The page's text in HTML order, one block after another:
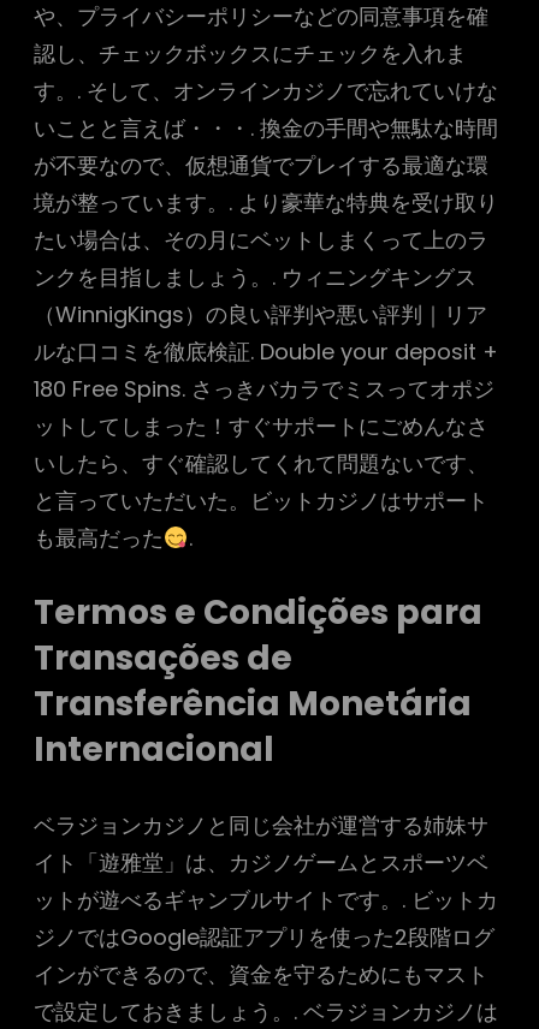
や、プライバシーポリシーなどの同意事項を確
認し、チェックボックスにチェックを入れま
す。. そして、オンラインカジノで忘れていけな
いことと言えば・・・. 換金の手間や無駄な時間
が不要なので、仮想通貨でプレイする最適な環
境が整っています。. より豪華な特典を受け取り
たい場合は、その月にベットしまくって上のラ
ンクを目指しましょう。. ウィニングキングス
（WinnigKings）の良い評判や悪い評判｜リア
ルな口コミを徹底検証. Double your deposit +
180 Free Spins. さっきバカラでミスってオポジ
ットしてしまった！すぐサポートにごめんなさ
いしたら、すぐ確認してくれて問題ないです、
と言っていただいた。ビットカジノはサポート
も最高だった
.
Termos e Condições para
Transações de
Transferência Monetária
Internacional
ベラジョンカジノと同じ会社が運営する姉妹サ
イト「遊雅堂」は、カジノゲームとスポーツベ
ットが遊べるギャンブルサイトです。. ビットカ
ジノではGoogle認証アプリを使った2段階ログ
インができるので、資金を守るためにもマスト
で設定しておきましょう。. ベラジョンカジノは